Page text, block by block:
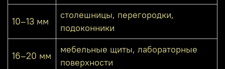
10–13 мм
столешницы, перегородки,
подоконники
16–20 мм
мебельные щиты, лабораторные
поверхности